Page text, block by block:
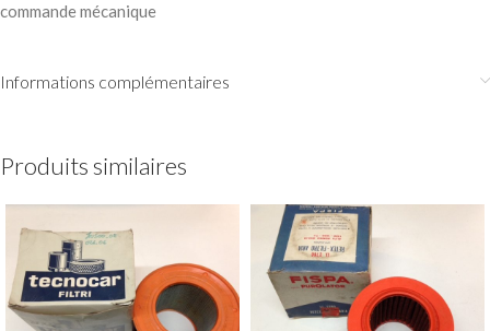
commande mécanique
Informations complémentaires
Produits similaires